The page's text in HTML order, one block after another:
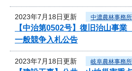
2023年7月18日更新 中濃農林事務所
【中治第0502号】復旧治山事
一般競争入札公告
2023年7月18日更新 岐阜農林事務所